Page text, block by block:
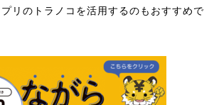
リのトラノコを活用するのもおすすめで